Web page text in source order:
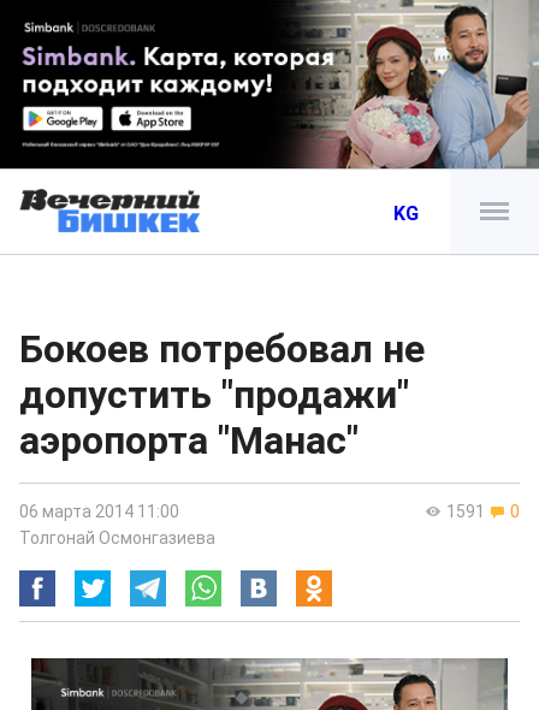
KG
Бокоев потребовал не
допустить "продажи"
аэропорта "Манас"
1591 0
06 марта 2014 11:00
Толгонай Осмонгазиева